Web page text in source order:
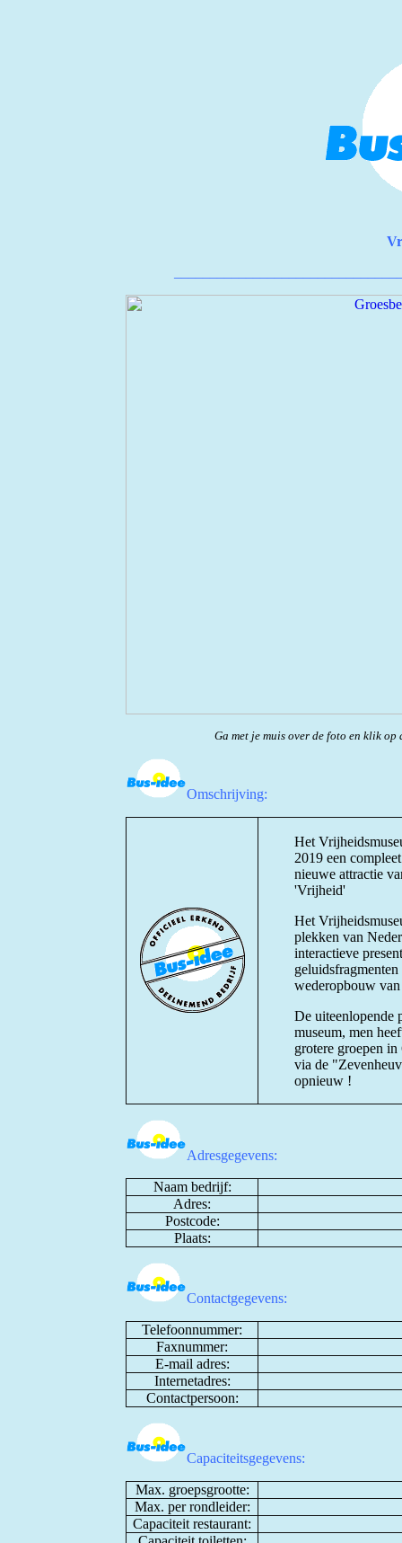
Ga met je muis over de foto en klik
Omschrijving:
Het
2019 een
nieuwe attractie
'Vrijheid'
Het
plekken van
interactieve
wederopbouw
De uiteenlopende
museum, men
grotere groepen
via de
opnieuw !
Adresgegevens:
Naam bedrijf:
Adres:
Postcode:
Plaats:
Contactgegevens:
Telefoonnummer:
Faxnummer:
E-mail adres:
Internetadres:
Contactpersoon:
Capaciteitsgegevens:
Max. groepsgrootte:
Max. per rondleider:
Capaciteit restaurant: